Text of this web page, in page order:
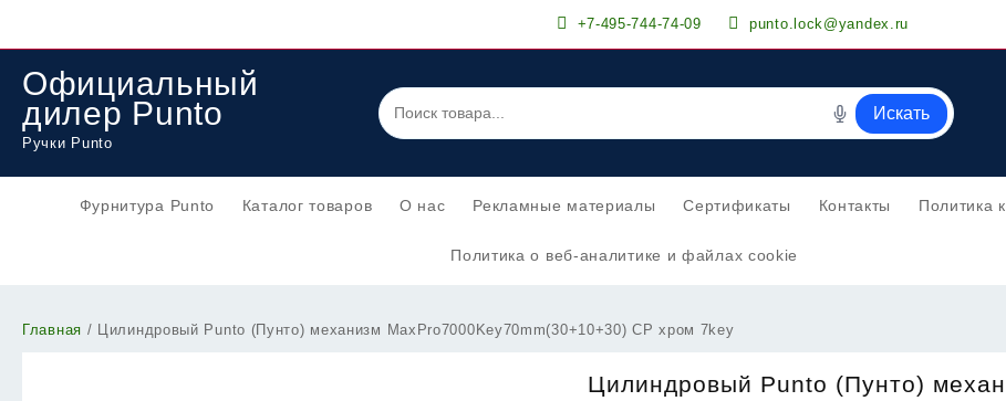
+7-495-744-74-09 punto.lock@yandex.ru
Официальный
дилер Punto
Ручки Punto
Искать
Фурнитура Punto Каталог товаров О нас Рекламные материалы Сертификаты Контакты Политика
Политика о веб-аналитике и файлах cookie
Главная / Цилиндровый Punto (Пунто) механизм MaxPro7000Key70mm(30+10+30) CP хром 7key
Цилиндровый Punto (Пунто)